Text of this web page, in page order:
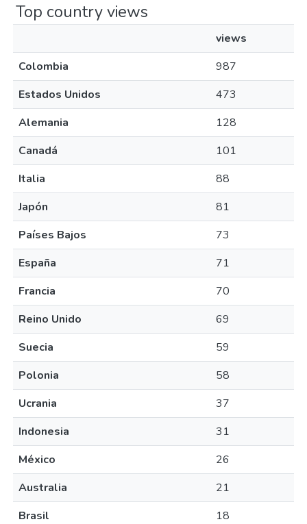
Top country views
views
Colombia
987
Estados Unidos
473
Alemania
128
Canadá
101
Italia
88
Japón
81
Países Bajos
73
España
71
Francia
70
Reino Unido
69
Suecia
59
Polonia
58
Ucrania
37
Indonesia
31
México
26
Australia
21
Brasil
18